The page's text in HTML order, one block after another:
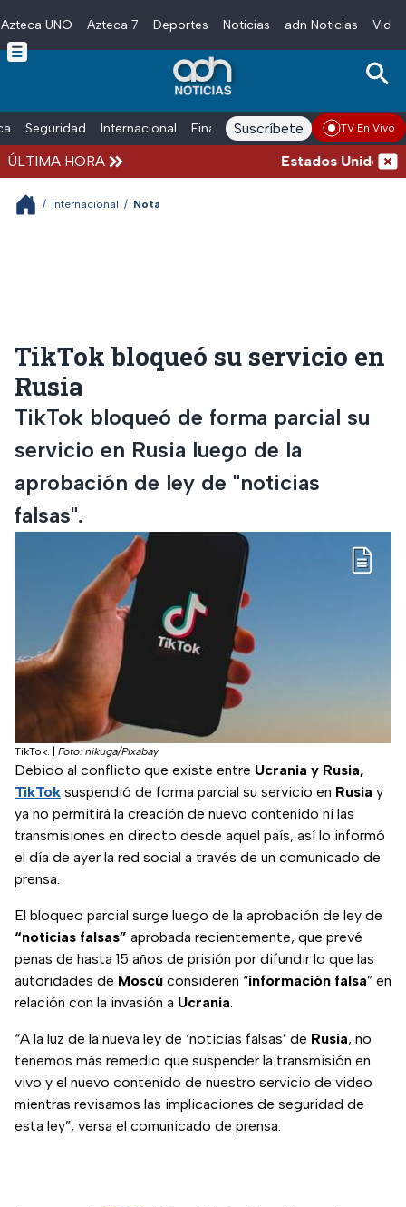
Skip to main content
Azteca UNO Azteca 7 Deportes Noticias adn Noticias
Seguridad Internacional Finanzas adn Noticias Radio
Suscríbete TV En Vivo
ÚLTIMA HORA Estados Unidos
/ Internacional / Nota
TikTok bloqueó su servicio en
Rusia
TikTok bloqueó de forma parcial su
servicio en Rusia luego de la
aprobación de ley de "noticias
falsas".
TikTok. Foto: nikuga/Pixabay
Debido al conflicto que existe entre Ucrania y Rusia,
TikTok suspendió de forma parcial su servicio en Rusia y
ya no permitirá la creación de nuevo contenido ni las
transmisiones en directo desde aquel país, así lo informó
el día de ayer la red social a través de un comunicado de
prensa.
El bloqueo parcial surge luego de la aprobación de ley de
“noticias falsas” aprobada recientemente, que prevé
penas de hasta 15 años de prisión por difundir lo que las
autoridades de Moscú consideren “información falsa” en
relación con la invasión a Ucrania.
“A la luz de la nueva ley de ‘noticias falsas’ de Rusia, no
tenemos más remedio que suspender la transmisión en
vivo y el nuevo contenido de nuestro servicio de video
mientras revisamos las implicaciones de seguridad de
esta ley”, versa el comunicado de prensa.